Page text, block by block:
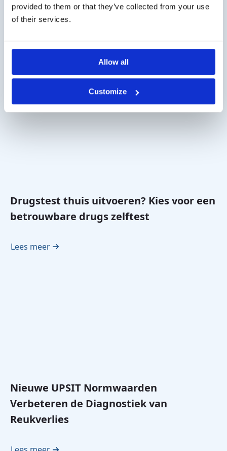
provided to them or that they’ve collected from your use
of their services.
Allow all
Customize
Misschien vind je dit ook
interessant
Drugstest thuis uitvoeren? Kies voor een
betrouwbare drugs zelftest
Lees meer
Nieuwe UPSIT Normwaarden
Verbeteren de Diagnostiek van
Reukverlies